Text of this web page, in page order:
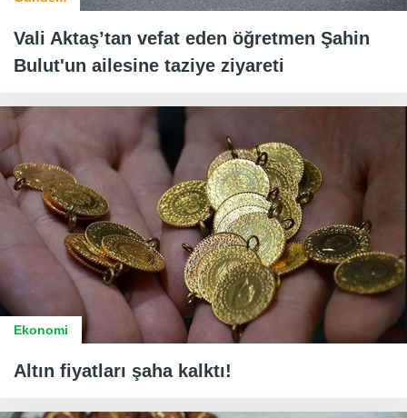
Vali Aktaş’tan vefat eden öğretmen Şahin
Bulut'un ailesine taziye ziyareti
Ekonomi
Altın fiyatları şaha kalktı!